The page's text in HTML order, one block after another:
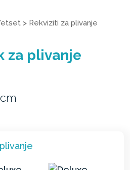
> Rekviziti za plivanje
za plivanje